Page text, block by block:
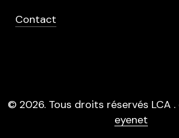
Contact
© 2026. Tous droits réservés LCA
eyenet